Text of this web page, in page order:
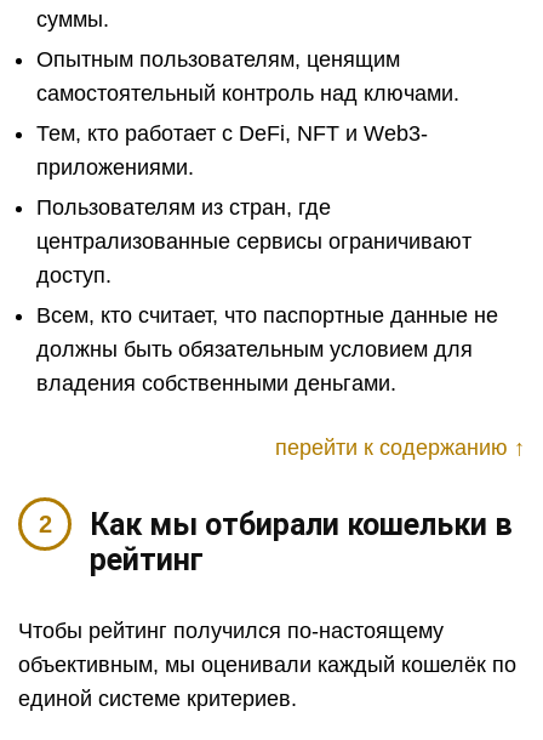
суммы.
Опытным пользователям, ценящим
самостоятельный контроль над ключами.
Тем, кто работает с DeFi, NFT и Web3-
приложениями.
Пользователям из стран, где
централизованные сервисы ограничивают
доступ.
Всем, кто считает, что паспортные данные не
должны быть обязательным условием для
владения собственными деньгами.
перейти к содержанию ↑
Как мы отбирали кошельки в
рейтинг
Чтобы рейтинг получился по-настоящему
объективным, мы оценивали каждый кошелёк по
единой системе критериев.